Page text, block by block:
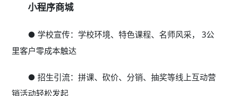
小程序商城
● 学校宣传：学校环境、特色课程、名师风采， 3公
里客户零成本触达
● 招生引流：拼课、砍价、分销、抽奖等线上互动营
销活动轻松发起